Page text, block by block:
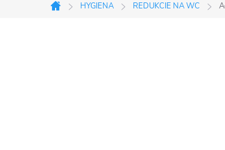
Domov
HYGIENA REDUKCIE NA WC